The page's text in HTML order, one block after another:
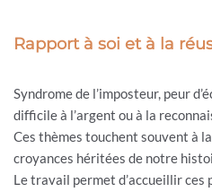
Rapport à soi et à la
Syndrome de l’imposteur, peur
difficile à l’argent ou à la
Ces thèmes touchent souvent à
croyances héritées de notre
Le travail permet d’accueillir